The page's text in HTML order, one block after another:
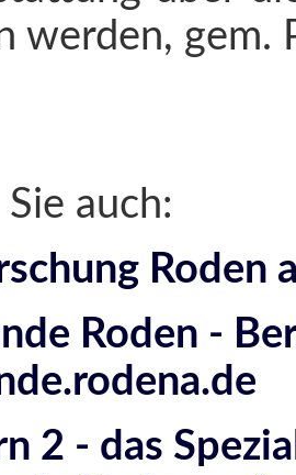
werden, gem.
auch:
Roden
Roden -
2 - das